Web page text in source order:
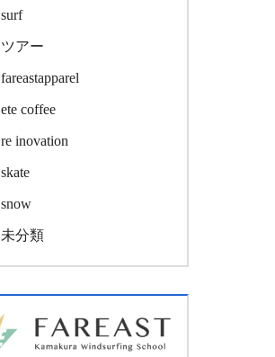
surf
ツアー
fareastapparel
ete coffee
re inovation
skate
snow
未分類